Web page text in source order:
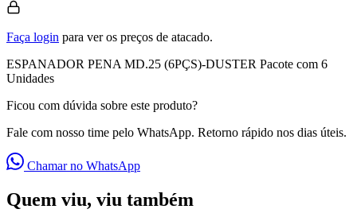
Faça login para ver os preços de atacado.
ESPANADOR PENA MD.25 (6PÇS)-DUSTER Pacote com 6
Unidades
Ficou com dúvida sobre este produto?
Fale com nosso time pelo WhatsApp. Retorno rápido nos dias úteis.
Chamar no WhatsApp
Quem viu, viu também